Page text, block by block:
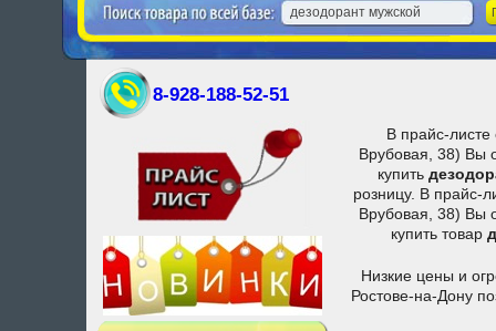
8-928-188-52-51
В прайс-листе
Врубовая, 38) Вы
купить
розницу. В прайс-
Врубовая, 38) Вы
купить товар
Низкие цены и
Ростове-на-Дону